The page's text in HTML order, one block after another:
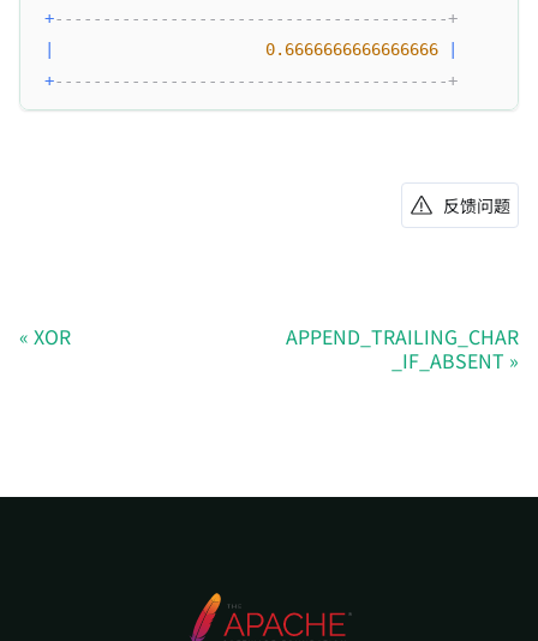
+-----------------------------------------+
|
0.6666666666666666
|
+-----------------------------------------+
反馈问题
XOR
APPEND_TRAILING_CHAR
_IF_ABSENT